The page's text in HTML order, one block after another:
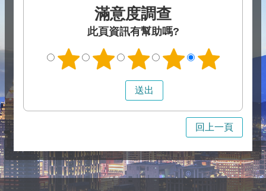
滿意度調查
此頁資訊有幫助嗎?
回上一頁